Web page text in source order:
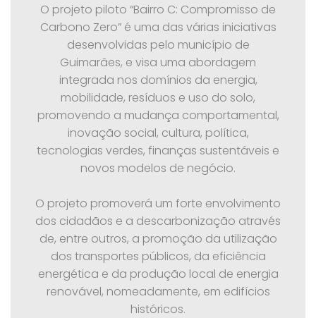
O projeto piloto “Bairro C: Compromisso de
Carbono Zero” é uma das várias iniciativas
desenvolvidas pelo município de
Guimarães, e visa uma abordagem
integrada nos domínios da energia,
mobilidade, resíduos e uso do solo,
promovendo a mudança comportamental,
inovação social, cultura, política,
tecnologias verdes, finanças sustentáveis e
novos modelos de negócio.
O projeto promoverá um forte envolvimento
dos cidadãos e a descarbonização através
de, entre outros, a promoção da utilização
dos transportes públicos, da eficiência
energética e da produção local de energia
renovável, nomeadamente, em edifícios
históricos.